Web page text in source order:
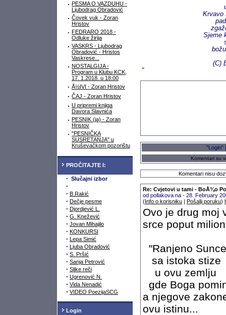
· PESMA O VAZDUHU -
Ljubodrag Obradović
· Čovek vuk - Zoran
Hristov
· FEDRARO 2018 -
Odluke žirija
· VASKRS - Ljubodrag
Obradović - Hristos
Vaskrese...
· NOSTALGIJA -
Program u Klubu KCK,
17. 1.2018. u 18:00
· Å½IVI - Zoran Hristov
· ČAJ - Zoran Hristov
· U pripremi knjiga
Davora Slavnića
· PESNIK (ja) - Zoran
Hristov
· "PESNIČKA
SUSRETANJA" u
Kruševačkom pozorištu
PROČITAJTE I:
· Slučajni izbor
·
· B.Rakić
· Dečje pesme
· Djordjević L.
· G. Knežević
· Jovan Mihajilo
· KONKURSI
· Lepa Simić
· Ljuba Obradović
· S. Pršić
· Sanja Petrović
· Slike reči
· Ugrenović N.
· Vida Nenadić
· VIDEO PoezijaSCG
Login
Krvavo
Sjeme
(C)
"
"Login"
Komentari su
Komentari nisu
Re: Cvjetovi u tami - BoÅ¾o
od pollakova na - 28. February
(Info o korisniku | Pošalji poruku)
Ovo je drug moj
srce poput
"Ranjeno Sunce
sa istoka stize
u ovu zemlju
gde Boga
a njegove
ovu istinu...